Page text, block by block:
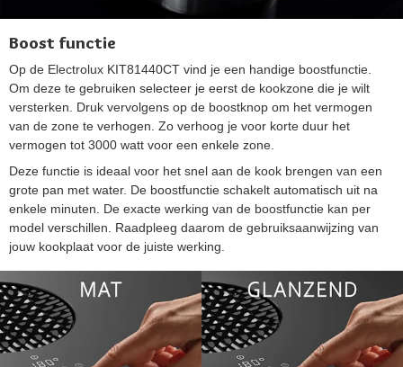
Boost functie
Op de Electrolux KIT81440CT vind je een handige boostfunctie.
Om deze te gebruiken selecteer je eerst de kookzone die je wilt
versterken. Druk vervolgens op de boostknop om het vermogen
van de zone te verhogen. Zo verhoog je voor korte duur het
vermogen tot 3000 watt voor een enkele zone.
Deze functie is ideaal voor het snel aan de kook brengen van een
grote pan met water. De boostfunctie schakelt automatisch uit na
enkele minuten. De exacte werking van de boostfunctie kan per
model verschillen. Raadpleeg daarom de gebruiksaanwijzing van
jouw kookplaat voor de juiste werking.